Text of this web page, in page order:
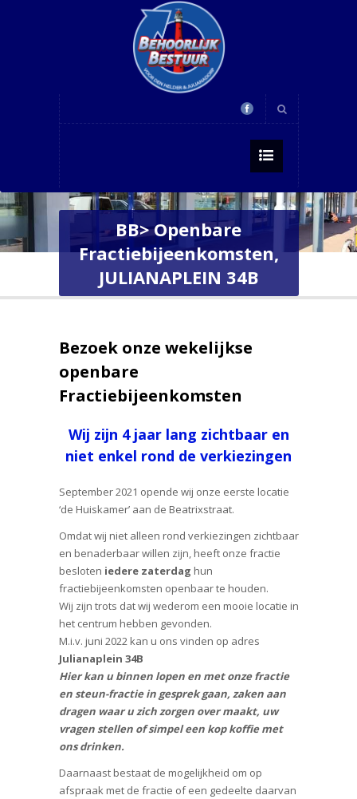
BB> Openbare
Fractiebijeenkomsten,
JULIANAPLEIN 34B
Bezoek onze wekelijkse
openbare
Fractiebijeenkomsten
Wij zijn 4 jaar lang zichtbaar en
niet enkel rond de verkiezingen
September 2021 opende wij onze eerste locatie
‘de Huiskamer’ aan de Beatrixstraat.
Omdat wij niet alleen rond verkiezingen zichtbaar
en benaderbaar willen zijn, heeft onze fractie
besloten iedere zaterdag hun
fractiebijeenkomsten openbaar te houden.
Wij zijn trots dat wij wederom een mooie locatie in
het centrum hebben gevonden.
M.i.v. juni 2022 kan u ons vinden op adres
Julianaplein 34B
Hier kan u binnen lopen en met onze fractie
en steun-fractie in gesprek gaan, zaken aan
dragen waar u zich zorgen over maakt, uw
vragen stellen of simpel een kop koffie met
ons drinken.
Daarnaast bestaat de mogelijkheid om op
afspraak met de fractie of een gedeelte daarvan